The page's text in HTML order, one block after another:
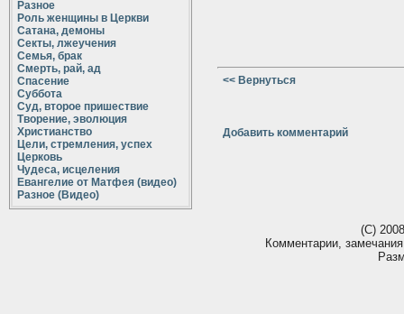
Разное
Роль женщины в Церкви
Сатана, демоны
Секты, лжеучения
Семья, брак
Смерть, рай, ад
Спасение
Суббота
Суд, второе пришествие
Творение, эволюция
Христианство
Цели, стремления, успех
Церковь
Чудеса, исцеления
Евангелие от Матфея (видео)
Разное (Видео)
<< Вернуться
Добавить комментарий
(С)
Комментарии,